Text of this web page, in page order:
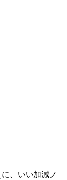
、いい加減ノ